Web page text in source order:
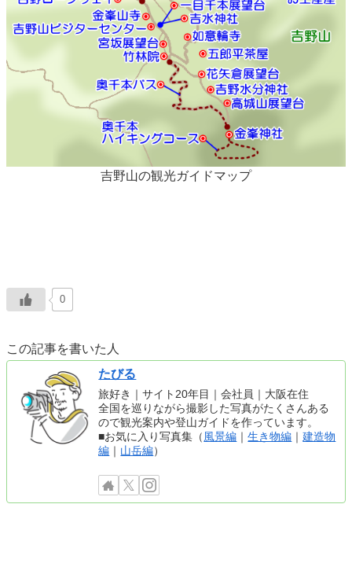
吉野山の観光ガイドマップ
0
この記事を書いた人
たびる
旅好き｜サイト20年目｜会社員｜大阪在住
全国を巡りながら撮影した写真がたくさんある
ので観光案内や登山ガイドを作っています。
■お気に入り写真集（風景編 ｜生き物編 ｜建造物
編 ｜ 山岳編）